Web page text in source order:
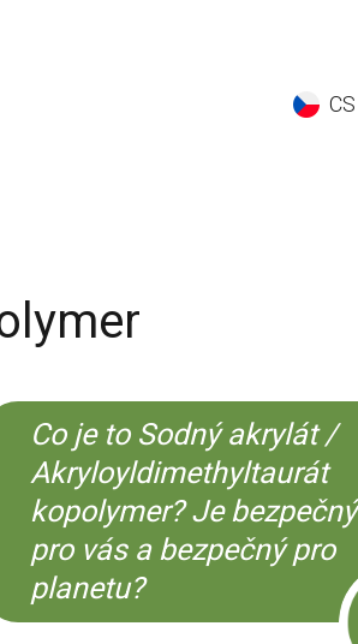
CS
Co je to Sodný akrylát /
Akryloyldimethyltaurát
kopolymer? Je bezpečný
pro vás a bezpečný pro
planetu?